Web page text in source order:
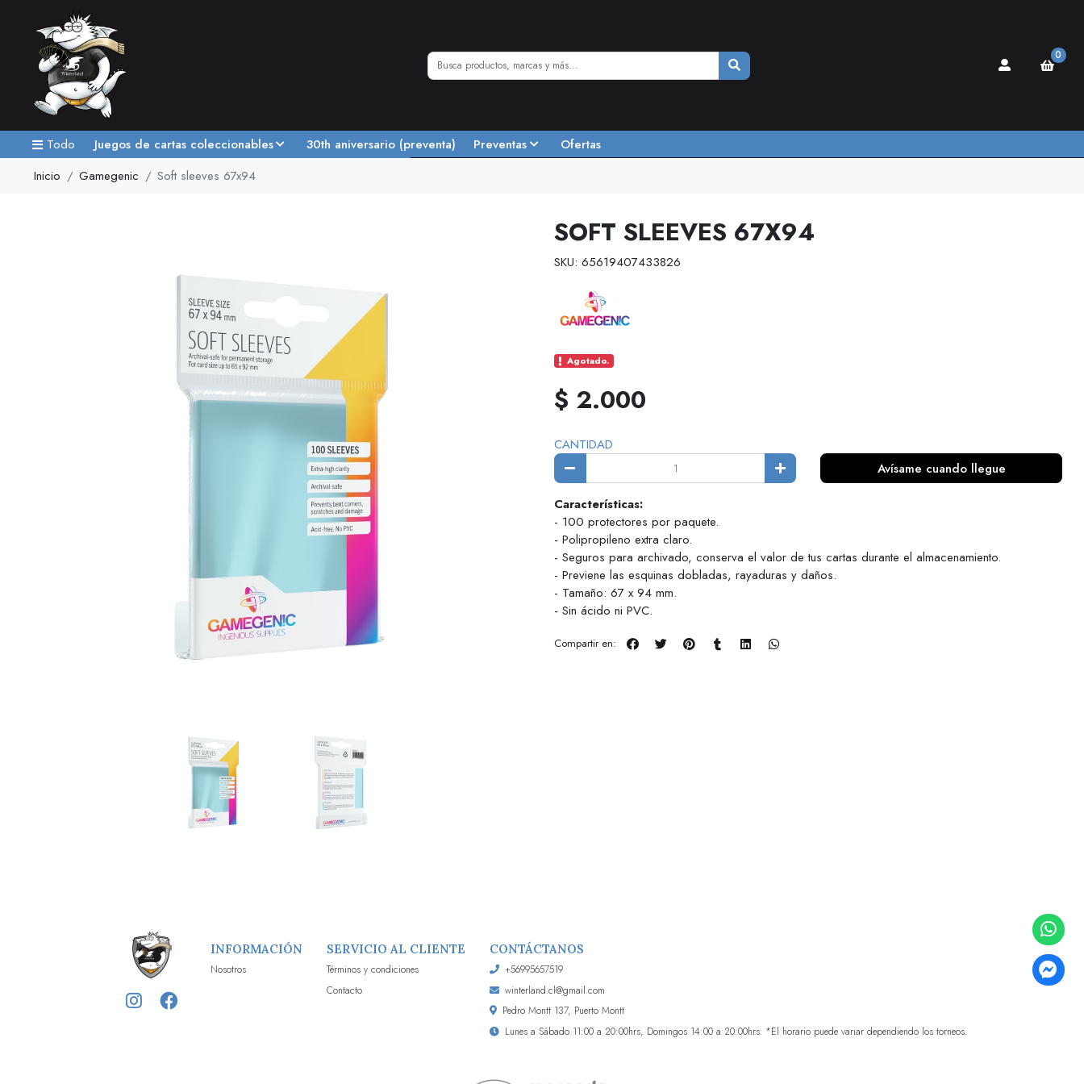
0
Todo Juegos de cartas coleccionables 30th aniversario (preventa) Preventas
Ofertas
Inicio
Gamegenic Soft sleeves 67x94
SOFT SLEEVES 67X94
SKU: 65619407433826
Agotado.
$ 2.000
CANTIDAD
Avísame cuando llegue
Características:
- 100 protectores por paquete.
- Polipropileno extra claro.
- Seguros para archivado, conserva el valor de tus cartas durante el almacenamiento.
- Previene las esquinas dobladas, rayaduras y daños.
- Tamaño: 67 x 94 mm.
- Sin ácido ni PVC.
Compartir en:
INFORMACIÓN
Nosotros
SERVICIO AL CLIENTE
Términos y condiciones
Contacto
CONTÁCTANOS
+56995657519
winterland.cl@gmail.com
Pedro Montt 137, Puerto Montt
Lunes a Sábado 11:00 a 20:00hrs, Domingos 14:00 a 20:00hrs. *El horario puede variar dependiendo los torneos.